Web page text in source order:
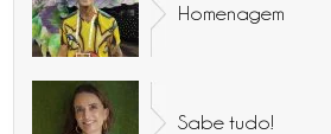
Homenagem
Sabe tudo!